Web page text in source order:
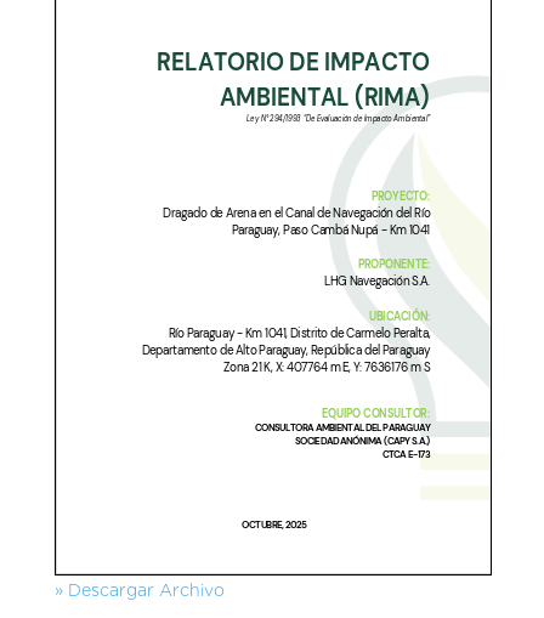
» Descargar Archivo